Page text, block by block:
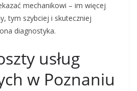
mechanikowi – im więcej
tym szybciej i skuteczniej
diagnostyka.
usług
w Poznaniu